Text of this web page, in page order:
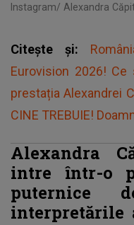
Instagram/ Alexandra
Citește și:
Eurovision 2026!
prestația Alexandrei
CINE TREBUIE!
Alexandra
intre într-o
puternice
interpretările